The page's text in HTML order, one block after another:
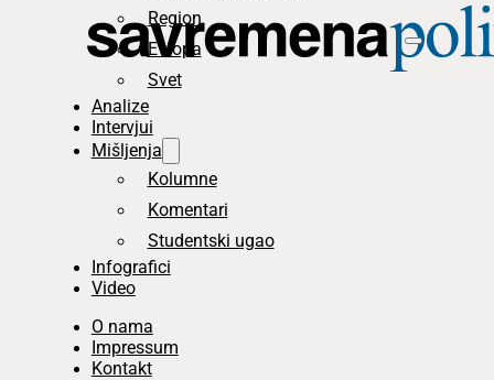
Region
Evropa
Svet
Analize
Intervjui
Mišljenja
Kolumne
Komentari
Studentski ugao
Infografici
Video
O nama
Impressum
Kontakt